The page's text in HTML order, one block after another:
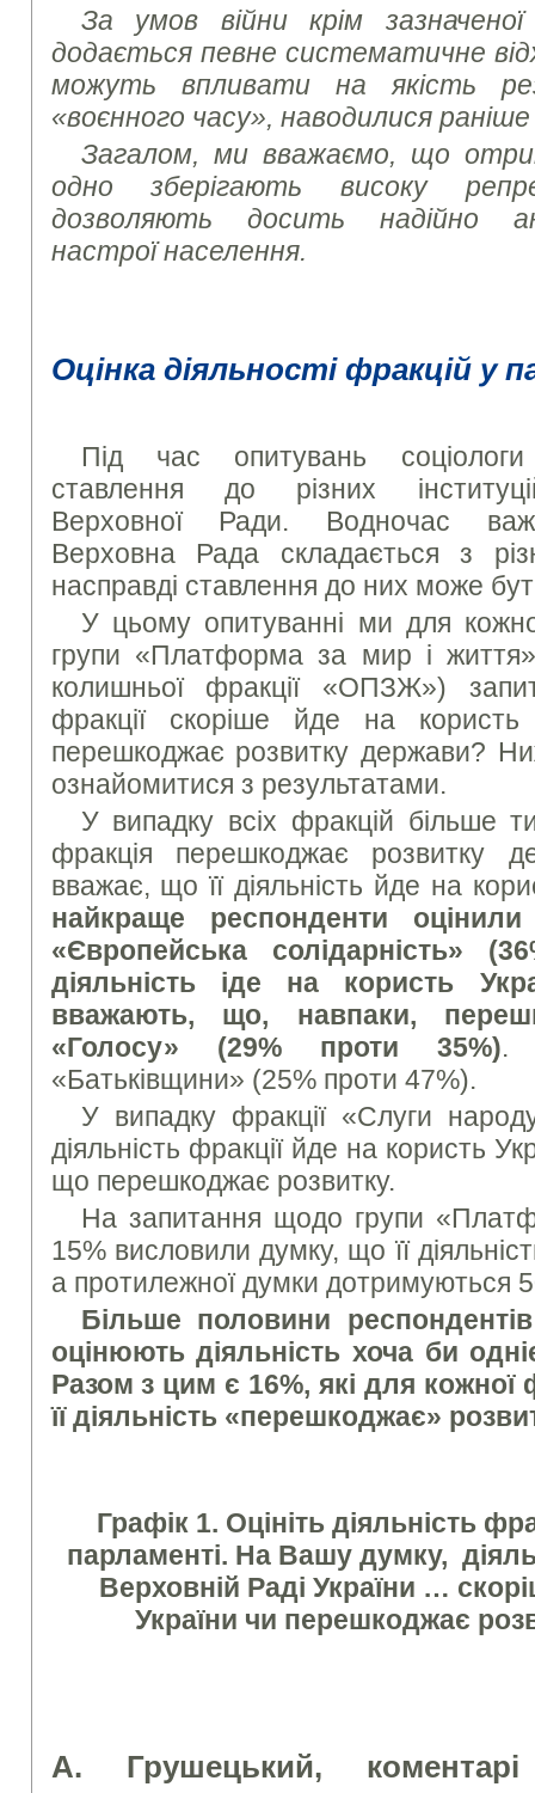
За умов війни крім
додається певне систематичне
можуть впливати на якість
«воєнного часу», наводилися
Загалом, ми вважаємо, що
одно зберігають високу
дозволяють досить надійно
настрої населення.
Оцінка діяльності фракцій у
Під час опитувань
ставлення до різних
Верховної Ради. Водночас
Верховна Рада складається з
насправді ставлення до них може
У цьому опитуванні ми для
групи «Платформа за мир і
колишньої фракції «ОПЗЖ»)
фракції скоріше йде на
перешкоджає розвитку держави?
ознайомитися з результатами.
У випадку всіх фракцій більше
фракція перешкоджає розвитку
вважає, що її діяльність йде на
найкраще респонденти оцінили
«Європейська солідарність»
діяльність іде на користь
вважають, що, навпаки,
«Голосу» (29% проти 35%).
«Батьківщини» (25% проти 47%).
У випадку фракції «Слуги
діяльність фракції йде на користь
що перешкоджає розвитку.
На запитання щодо групи
15% висловили думку, що її
а протилежної думки дотримуються
Більше половини
оцінюють діяльність хоча би
Разом з цим є 16%, які для кожної
її діяльність «перешкоджає»
Графік 1. Оцініть діяльність
парламенті. На Вашу думку,
Верховній Раді України …
України чи перешкоджає
А. Грушецький,